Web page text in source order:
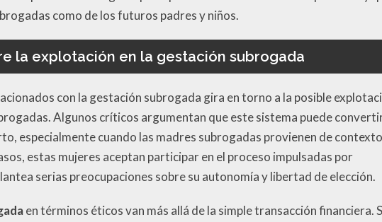
como de los futuros padres y niños.
la explotación en la gestación subrogada
con la gestación subrogada gira en torno a la posible
Algunos críticos argumentan que este sistema puede
especialmente cuando las madres subrogadas provienen de
estas mujeres aceptan participar en el proceso impulsadas por
serias preocupaciones sobre su autonomía y libertad de elección.
en términos éticos van más allá de la simple transacción financiera.